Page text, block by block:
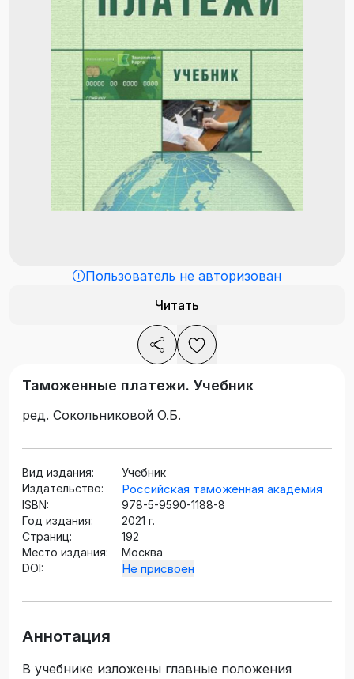
Пользователь не авторизован
Читать
Таможенные платежи. Учебник
ред. Сокольниковой О.Б.
Вид издания:
Учебник
Издательство:
Российская таможенная академия
ISBN:
978-5-9590-1188-8
Год издания:
2021 г.
Страниц:
192
Место издания:
Москва
DOI:
Не присвоен
Аннотация
В учебнике изложены главные положения